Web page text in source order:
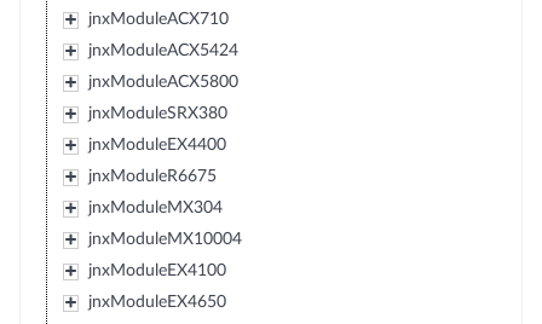
jnxModuleACX710
jnxModuleACX5424
jnxModuleACX5800
jnxModuleSRX380
jnxModuleEX4400
jnxModuleR6675
jnxModuleMX304
jnxModuleMX10004
jnxModuleEX4100
jnxModuleEX4650